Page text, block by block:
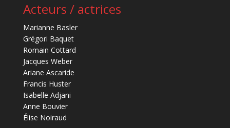
Acteurs / actrices
Marianne Basler
Grégori Baquet
Romain Cottard
Jacques Weber
Ariane Ascaride
Francis Huster
Isabelle Adjani
Anne Bouvier
Élise Noiraud